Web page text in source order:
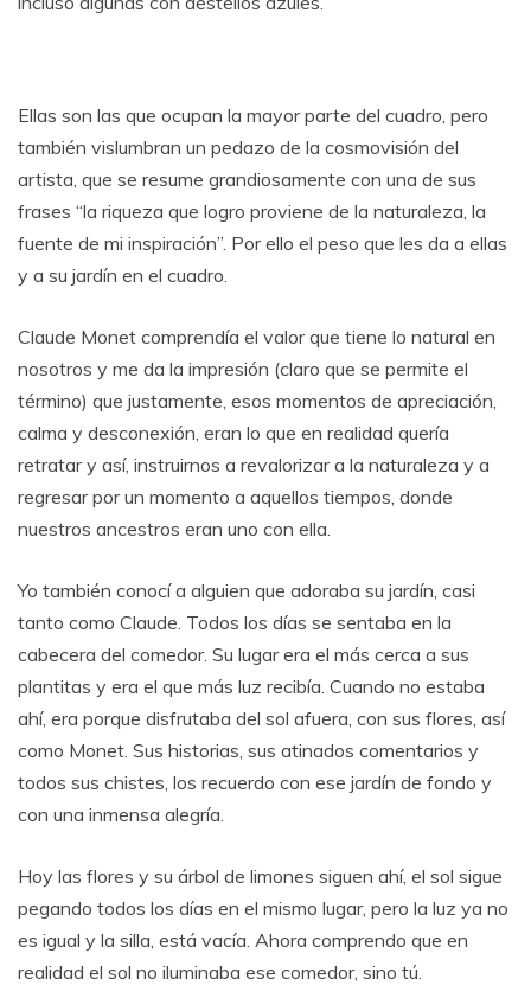
Ellas son las que ocupan la mayor parte del cuadro, pero
también vislumbran un pedazo de la cosmovisión del
artista, que se resume grandiosamente con una de sus
frases “la riqueza que logro proviene de la naturaleza, la
fuente de mi inspiración”. Por ello el peso que les da a ellas
y a su jardín en el cuadro.
Claude Monet comprendía el valor que tiene lo natural en
nosotros y me da la impresión (claro que se permite el
término) que justamente, esos momentos de apreciación,
calma y desconexión, eran lo que en realidad quería
retratar y así, instruirnos a revalorizar a la naturaleza y a
regresar por un momento a aquellos tiempos, donde
nuestros ancestros eran uno con ella.
Yo también conocí a alguien que adoraba su jardín, casi
tanto como Claude. Todos los días se sentaba en la
cabecera del comedor. Su lugar era el más cerca a sus
plantitas y era el que más luz recibía. Cuando no estaba
ahí, era porque disfrutaba del sol afuera, con sus flores, así
como Monet. Sus historias, sus atinados comentarios y
todos sus chistes, los recuerdo con ese jardín de fondo y
con una inmensa alegría.
Hoy las flores y su árbol de limones siguen ahí, el sol sigue
pegando todos los días en el mismo lugar, pero la luz ya no
es igual y la silla, está vacía. Ahora comprendo que en
realidad el sol no iluminaba ese comedor, sino tú.